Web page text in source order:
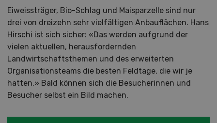
Eiweissträger, Bio-Schlag und Maisparzelle sind nur
drei von dreizehn sehr vielfältigen Anbauflächen. Hans
Hirschi ist sich sicher: «Das werden aufgrund der
vielen aktuellen, herausfordernden
Landwirtschaftsthemen und des erweiterten
Organisationsteams die besten Feldtage, die wir je
hatten.» Bald können sich die Besucherinnen und
Besucher selbst ein Bild machen.